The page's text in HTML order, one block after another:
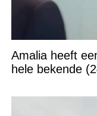
Amalia heeft
hele bekende